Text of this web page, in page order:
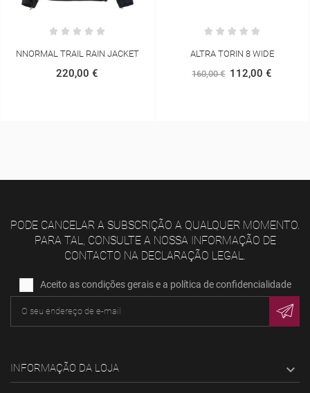
ALTRA TORIN 8 WIDE
160,00 €
NNORMAL SOFT FLASK
500ML
PODE CANCELAR A SUBSCRIÇÃO A QUALQUER MOMENTO.
PARA TAL, CONSULTE A NOSSA INFORMAÇÃO DE
CONTACTO NA DECLARAÇÃO LEGAL.
Aceito as condições gerais e a política de confidencialidade
INFORMAÇÃO DA LOJA 